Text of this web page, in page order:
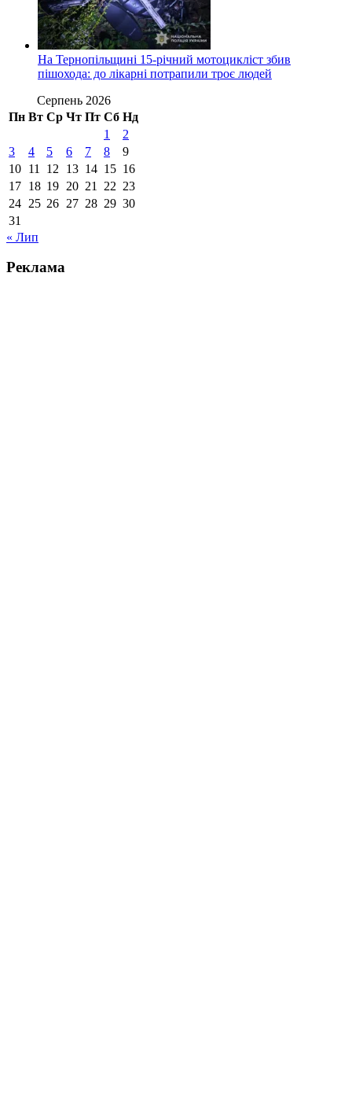
На Тернопільщині 15-річний мотоцикліст збив
пішохода: до лікарні потрапили троє людей
Серпень 2026
Пн Вт Ср Чт Пт Сб Нд
1
2
3
4 5 6 7 8
9
10 11 12 13 14 15 16
17 18 19 20 21 22 23
24 25 26 27 28 29 30
31
« Лип
Реклама